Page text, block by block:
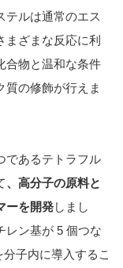
テルは通常のエス
まざまな反応に利
合物と温和な条件
質の修飾が行えま
であるテトラフル
、高分子の原料と
ーを開発しまし
レン基が 5 個つな
子内に導入するこ